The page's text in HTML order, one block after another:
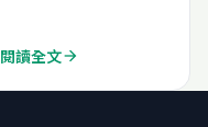
閱讀全文arrow_forward